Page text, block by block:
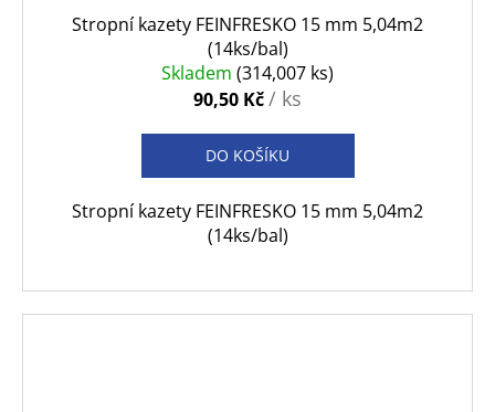
Stropní kazety FEINFRESKO 15 mm 5,04m2
(14ks/bal)
Skladem (314,007 ks)
90,50 Kč/ ks
DO KOŠÍKU
Stropní kazety FEINFRESKO 15 mm 5,04m2
(14ks/bal)